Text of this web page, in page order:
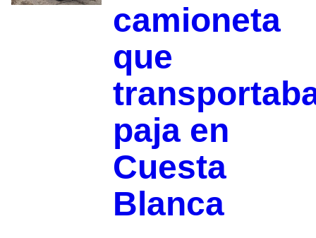
camioneta
que
paja en
Cuesta
Blanca